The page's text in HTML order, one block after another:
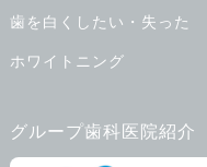
歯を白くしたい・失った
ホワイトニング
グループ歯科医院紹介